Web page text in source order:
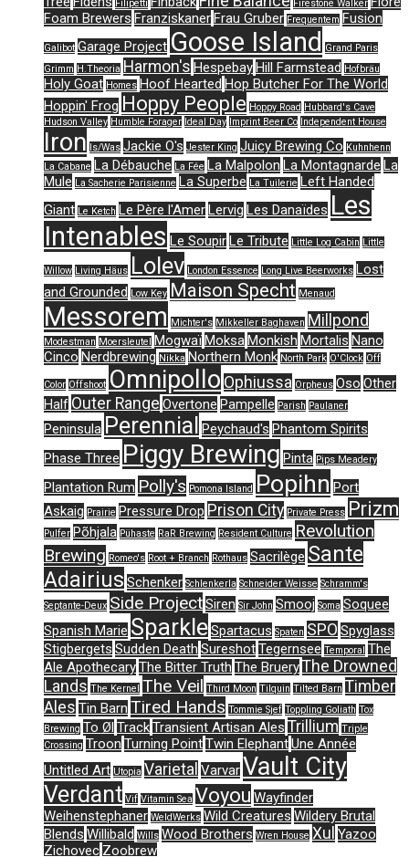
Filipetti Firestone Walker
Foam Brewers FranziskanerFrau Gruber Frequentem Fusion
Galibot Garage Project Goose Island
Grand Paris
Grimm H.Theoria Harmon's HespebayHill Farmstead Hofbräu
Holy Goat Homes Hoof Hearted Hop Butcher For The World
Hoppin' Frog Hoppy People Hoppy Road Hubbard's Cave
Hudson Valley Humble Forager Ideal Day Imprint Beer Co Independent House
Iron Is/Was Jackie O's Jester King Juicy Brewing Co Kuhnhenn
La Cabane La Débauche La Fée La Malpolon La Montagnarde La
Mule La Sacherie Parisienne La Superbe La Tuilerie Left Handed
Giant Le Ketch Le Père l'AmerLervig Les Danaïdes Les
Intenables Le SoupirLe Tribute Little Log Cabin Little
Willow Living Häus Lolev London Essence Long Live Beerworks Lost
and Grounded Low Key Maison Specht Menaud
Messorem Michter's Mikkeller Baghaven Millpond
Modestman Moersleutel MogwaïMoksaMonkish Mortalis Nano
Cinco Nerdbrewing Nikka Northern Monk North Park O'Clock Off
Color Offshoot Omnipollo Ophiussa Orpheus Oso Other
Half Outer Range Overtone Pampelle Parish Paulaner
Peninsula Perennial Peychaud's Phantom Spirits
Phase Three Piggy Brewing Pinta Pips Meadery
Plantation Rum Polly's Pomona Island Popihn Port
Askaig Prairie Pressure Drop Prison City Private Press Prizm
Pulfer Põhjala Pühaste RaR Brewing Resident Culture Revolution
Brewing Romeo's Root + Branch Rothaus Sacrilège Sante
Adairius Schenker Schlenkerla Schneider Weisse Schramm's
Septante-Deux Side ProjectSiren Sir John Smooj Soma Soquee
Spanish Marie SparkleSpartacus Spaten SPO Spyglass
Stigbergets Sudden Death SureshotTegernsee Temporal The
Ale ApothecaryThe Bitter Truth The BrueryThe Drowned
Lands The Kernel The Veil Third Moon Tilquin Tilted Barn Timber
Ales Tin Barn Tired Hands Tommie Sjef Toppling Goliath Tox
Brewing To Øl TrackTransient Artisan Ales Trillium Triple
Crossing Troon Turning PointTwin ElephantUne Année
Untitled Art Utopia Varietal VarvarVault City
Verdant Vif Vitamin Sea Voyou Wayfinder
Weihenstephaner WeldWerks Wild Creatures Wildery Brutal
Blends Willibald Wills Wood Brothers Wren House Xul Yazoo
Zichovec Zoobrew